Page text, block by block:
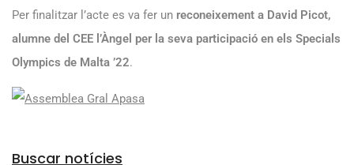
Per finalitzar l’acte es va fer un reconeixement a David Picot,
alumne del CEE l’Àngel per la seva participació en els Specials
Olympics de Malta ’22.
Buscar notícies